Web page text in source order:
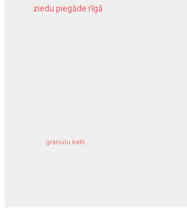
ziedu piegāde rīgā
granulu katli